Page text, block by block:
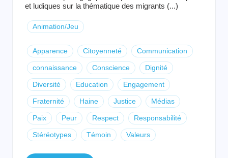
et ludiques sur la thématique des migrants (...)
Animation/Jeu
Apparence Citoyenneté Communication
connaissance Conscience Dignité
Diversité Education Engagement
Fraternité Haine Justice Médias
Paix Peur Respect Responsabilité
Stéréotypes Témoin Valeurs